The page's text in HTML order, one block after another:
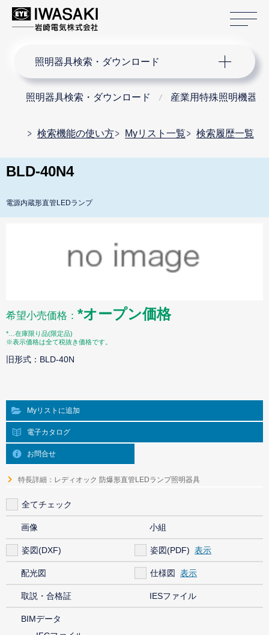
照明器具検索・ダウンロード
照明器具検索・ダウンロード 産業用特殊照明機器
検索機能の使い方 Myリスト一覧 検索履歴一覧
BLD-40N4
電源内蔵形直管LEDランプ
希望小売価格： *オープン価格
*…在庫限り品(限定品)
※表示価格は全て税抜き価格です。
旧形式：BLD-40N
Myリストに追加
電子カタログ
お問合せ
特長詳細：レディオック 防爆形直管LEDランプ照明器具
全てチェック
画像 小組
姿図(DXF) 姿図(PDF)
配光図 仕様図
取説・合格証 IESファイル
BIMデータ